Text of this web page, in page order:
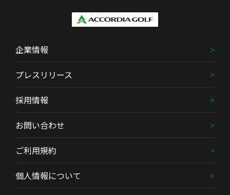
企業情報
プレスリリース
採用情報
お問い合わせ
ご利用規約
個人情報について